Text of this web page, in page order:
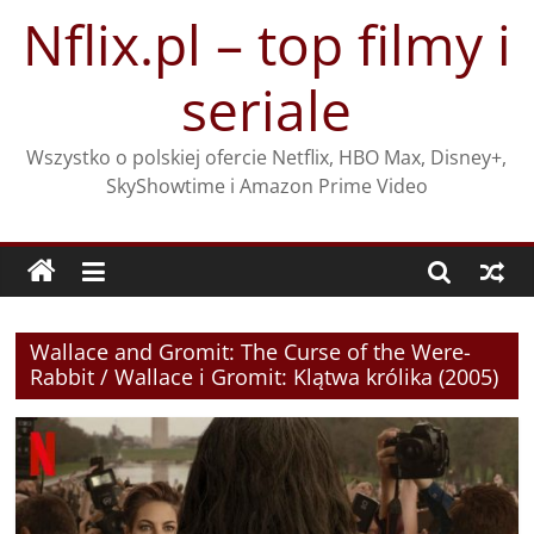
treściNflix.pl – top filmy i
seriale
Wszystko o polskiej ofercie Netflix, HBO Max, Disney+,
SkyShowtime i Amazon Prime Video
Wallace and Gromit: The Curse of the Were-
Rabbit / Wallace i Gromit: Klątwa królika (2005)